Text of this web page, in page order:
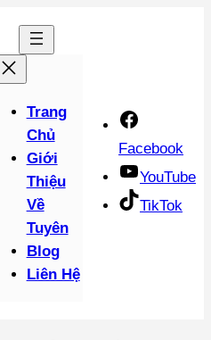
Trang
Chủ
Giới
Thiệu
Về
Tuyên
Blog
Liên Hệ
Facebook
YouTube
TikTok